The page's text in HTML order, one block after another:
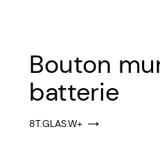
Bouton
batterie
8T.GLAS.W+